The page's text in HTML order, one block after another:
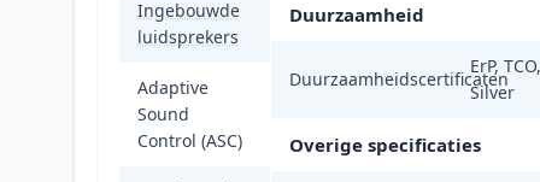
Ingebouwde
luidsprekers
Adaptive
Sound
Control (ASC)
Duurzaamheid
Duurzaamheidscertificaten
ErP,
Silver
Overige specificaties